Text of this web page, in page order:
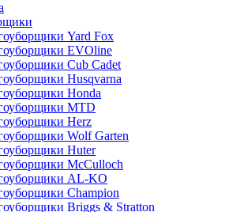
Yard Fox
EVOline
Cub Cadet
Husqvarna
Honda
MTD
Herz
Wolf Garten
Huter
McCulloch
AL-KO
Champion
Briggs & Stratton